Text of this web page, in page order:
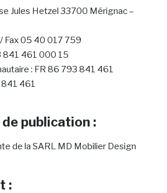
Jules Hetzel 33700 Mérignac –
Fax 05 40 017 759
841 461 000 15
: FR 86 793 841 461
461
publication :
de la SARL MD Mobilier Design
: